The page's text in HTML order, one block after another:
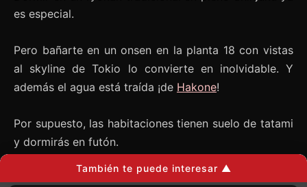
es especial.
Pero bañarte en un onsen en la planta 18 con vistas
al skyline de Tokio lo convierte en inolvidable. Y
además el agua está traída ¡de Hakone!
Por supuesto, las habitaciones tienen suelo de tatami
y dormirás en futón.
Y la ubicación es excelente.
También te puede interesar ▲